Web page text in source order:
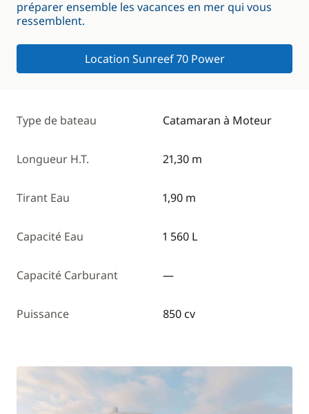
préparer ensemble les vacances en mer qui vous
ressemblent.
Location Sunreef 70 Power
Type de bateau Catamaran à Moteur
Longueur H.T. 21,30 m
Tirant Eau 1,90 m
Capacité Eau 1 560 L
Capacité Carburant —
Puissance 850 cv